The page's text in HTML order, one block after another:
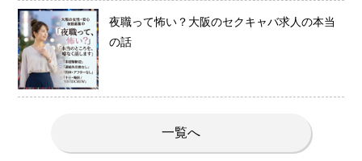
夜職って怖い？大阪のセクキャバ求人の本当
の話
一覧へ